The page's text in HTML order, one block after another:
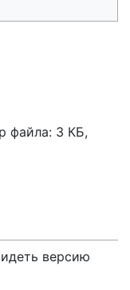
файла: 3 КБ,
версию